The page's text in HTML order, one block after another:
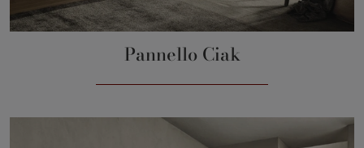
Pannello Ciak